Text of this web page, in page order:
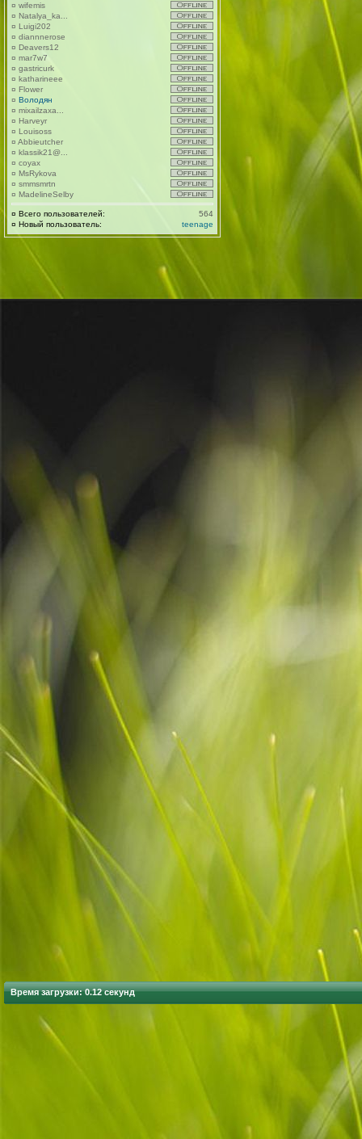
¤ wifemis
¤ Natalya_ka...
¤ Luigi202
¤ diannnerose
¤ Deavers12
¤ mar7w7
¤ gastricurk
¤ katharineee
¤ Flower
¤ Володян
¤ mixailzaxa...
¤ Harveyr
¤ Louisoss
¤ Abbieutcher
¤ klassik21@...
¤ coyax
¤ MsRykova
¤ smmsmrtn
¤ MadelineSelby
¤ Всего пользователей:
564
¤ Новый пользователь: teenage
Время загрузки: 0.12 секунд